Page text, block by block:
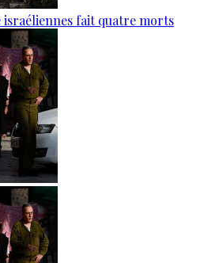
israéliennes fait quatre morts